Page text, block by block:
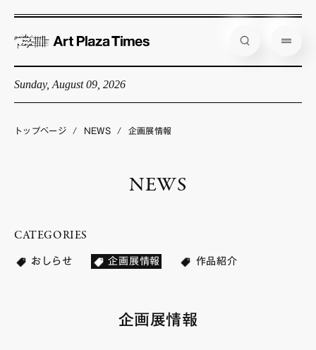
Sunday, August 09, 2026
企画展情報
店舗からのお知らせ
公式通販
トップページ / NEWS / 企画展情報
NEWS
CATEGORIES
おしらせ 企画展情報 作品紹介
企画展情報